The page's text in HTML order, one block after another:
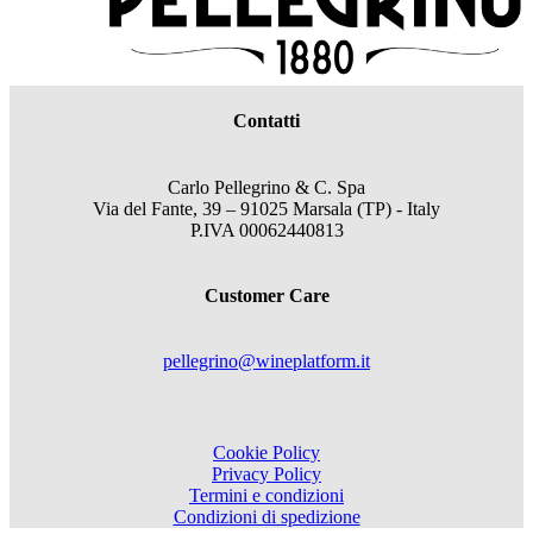
Contatti
Carlo Pellegrino & C. Spa
Via del Fante, 39 – 91025 Marsala (TP) - Italy
P.IVA 00062440813
Customer Care
pellegrino@wineplatform.it
Cookie Policy
Privacy Policy
Termini e condizioni
Condizioni di spedizione